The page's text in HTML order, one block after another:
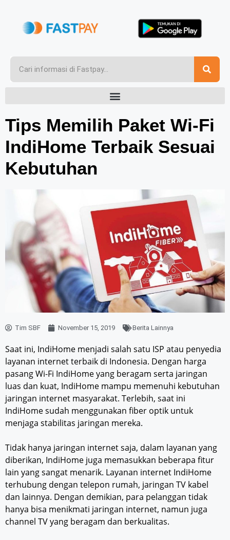
Tips Memilih Paket Wi-Fi
IndiHome Terbaik Sesuai
Kebutuhan
Tim SBF November 15, 2019 Berita Lainnya
Saat ini, IndiHome menjadi salah satu ISP atau penyedia
layanan internet terbaik di Indonesia. Dengan harga
pasang Wi-Fi IndiHome yang beragam serta jaringan
luas dan kuat, IndiHome mampu memenuhi kebutuhan
jaringan internet masyarakat. Terlebih, saat ini
IndiHome sudah menggunakan fiber optik untuk
menjaga stabilitas jaringan mereka.
Tidak hanya jaringan internet saja, dalam layanan yang
diberikan, IndiHome juga memasukkan beberapa fitur
lain yang sangat menarik. Layanan internet IndiHome
terhubung dengan telepon rumah, jaringan TV kabel
dan lainnya. Dengan demikian, para pelanggan tidak
hanya bisa menikmati jaringan internet, namun juga
channel TV yang beragam dan berkualitas.